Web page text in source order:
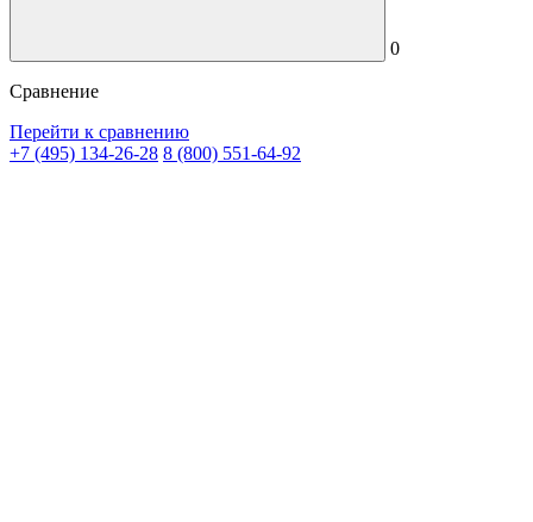
0
Сравнение
Перейти к сравнению
+7 (495) 134-26-28 8 (800) 551-64-92